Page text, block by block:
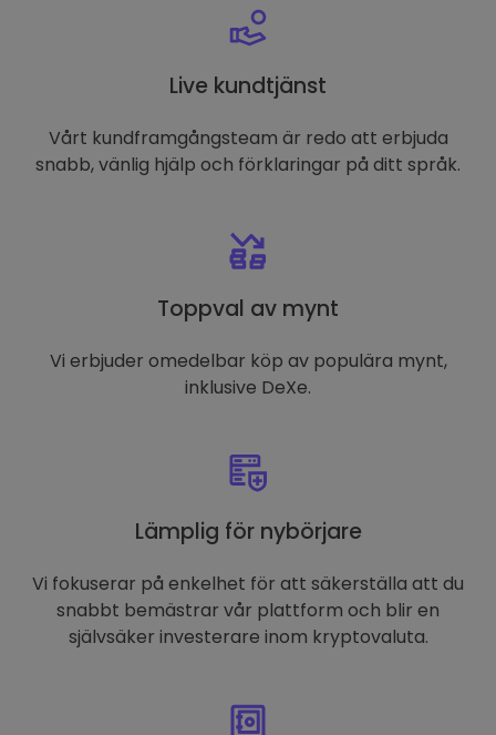
Live kundtjänst
Vårt kundframgångsteam är redo att erbjuda
snabb, vänlig hjälp och förklaringar på ditt språk.
Toppval av mynt
Vi erbjuder omedelbar köp av populära mynt,
inklusive DeXe.
Lämplig för nybörjare
Vi fokuserar på enkelhet för att säkerställa att du
snabbt bemästrar vår plattform och blir en
självsäker investerare inom kryptovaluta.